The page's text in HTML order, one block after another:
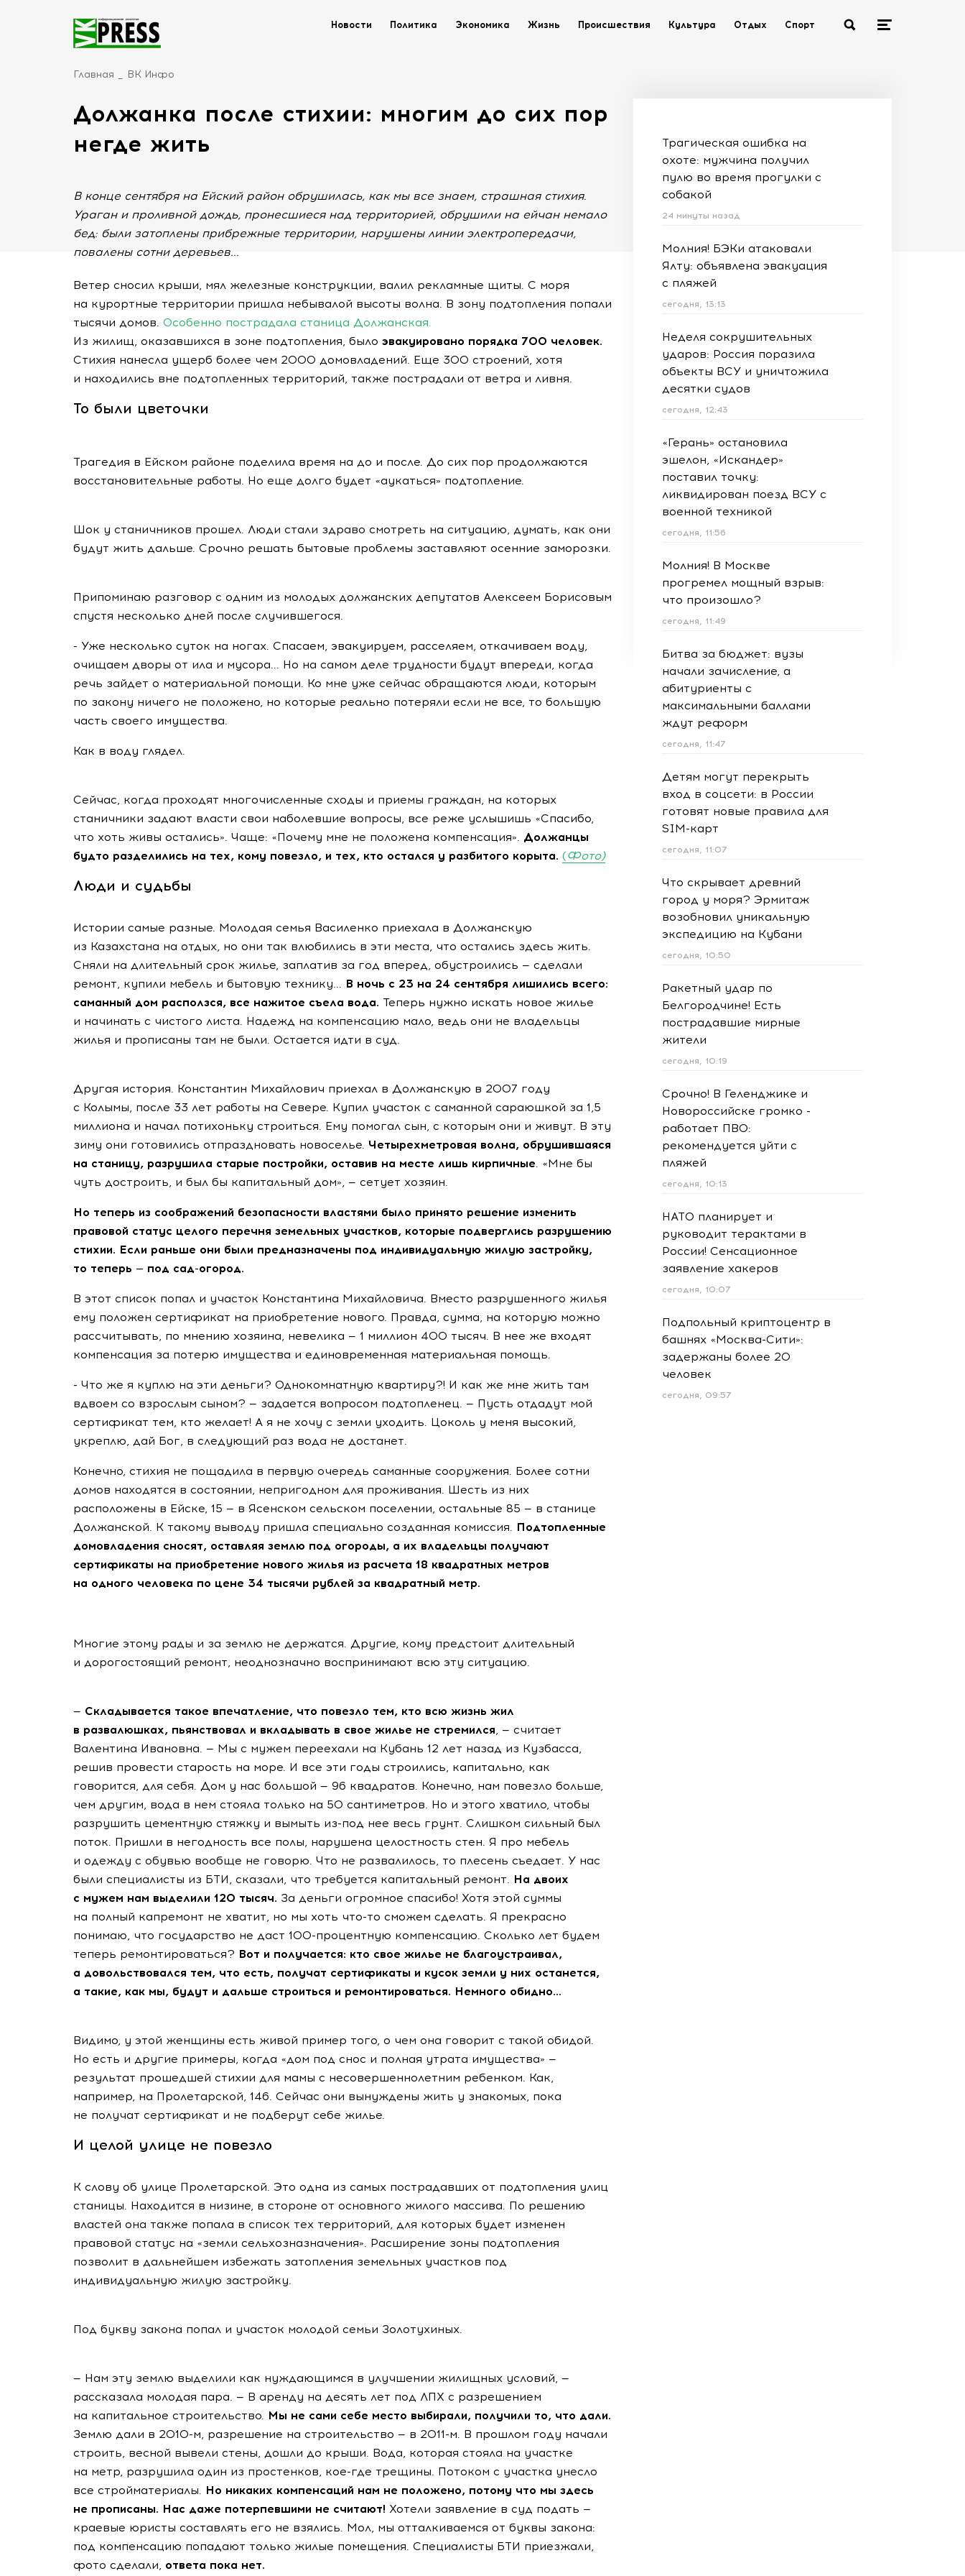
Новости Политика Экономика Жизнь Происшествия Культура Отдых Спорт
Главная ВК Инфо
Должанка после стихии: многим до сих пор
негде жить
В конце сентября на Ейский район обрушилась, как мы все знаем, страшная стихия.
Ураган и проливной дождь, пронесшиеся над территорией, обрушили на ейчан немало
бед: были затоплены прибрежные территории, нарушены линии электропередачи,
повалены сотни деревьев...
Ветер сносил крыши, мял железные конструкции, валил рекламные щиты. С моря
на курортные территории пришла небывалой высоты волна. В зону подтопления попали
тысячи домов. Особенно пострадала станица Должанская.
Из жилищ, оказавшихся в зоне подтопления, было эвакуировано порядка 700 человек.
Стихия нанесла ущерб более чем 2000 домовладений. Еще 300 строений, хотя
и находились вне подтопленных территорий, также пострадали от ветра и ливня.
То были цветочки
Трагедия в Ейском районе поделила время на до и после. До сих пор продолжаются
восстановительные работы. Но еще долго будет «аукаться» подтопление.
Шок у станичников прошел. Люди стали здраво смотреть на ситуацию, думать, как они
будут жить дальше. Срочно решать бытовые проблемы заставляют осенние заморозки.
Припоминаю разговор с одним из молодых должанских депутатов Алексеем Борисовым
спустя несколько дней после случившегося.
- Уже несколько суток на ногах. Спасаем, эвакуируем, расселяем, откачиваем воду,
очищаем дворы от ила и мусора... Но на самом деле трудности будут впереди, когда
речь зайдет о материальной помощи. Ко мне уже сейчас обращаются люди, которым
по закону ничего не положено, но которые реально потеряли если не все, то большую
часть своего имущества.
Как в воду глядел.
Сейчас, когда проходят многочисленные сходы и приемы граждан, на которых
станичники задают власти свои наболевшие вопросы, все реже услышишь «Спасибо,
что хоть живы остались». Чаще: «Почему мне не положена компенсация». Должанцы
будто разделились на тех, кому повезло, и тех, кто остался у разбитого корыта. (Фото)
Люди и судьбы
Истории самые разные. Молодая семья Василенко приехала в Должанскую
из Казахстана на отдых, но они так влюбились в эти места, что остались здесь жить.
Сняли на длительный срок жилье, заплатив за год вперед, обустроились — сделали
ремонт, купили мебель и бытовую технику... В ночь с 23 на 24 сентября лишились всего:
саманный дом расползся, все нажитое съела вода. Теперь нужно искать новое жилье
и начинать с чистого листа. Надежд на компенсацию мало, ведь они не владельцы
жилья и прописаны там не были. Остается идти в суд.
Другая история. Константин Михайлович приехал в Должанскую в 2007 году
с Колымы, после 33 лет работы на Севере. Купил участок с саманной сараюшкой за 1,5
миллиона и начал потихоньку строиться. Ему помогал сын, с которым они и живут. В эту
зиму они готовились отпраздновать новоселье. Четырехметровая волна, обрушившаяся
на станицу, разрушила старые постройки, оставив на месте лишь кирпичные. «Мне бы
чуть достроить, и был бы капитальный дом», — сетует хозяин.
Но теперь из соображений безопасности властями было принято решение изменить
правовой статус целого перечня земельных участков, которые подверглись разрушению
стихии. Если раньше они были предназначены под индивидуальную жилую застройку,
то теперь — под сад-огород.
В этот список попал и участок Константина Михайловича. Вместо разрушенного жилья
ему положен сертификат на приобретение нового. Правда, сумма, на которую можно
рассчитывать, по мнению хозяина, невелика — 1 миллион 400 тысяч. В нее же входят
компенсация за потерю имущества и единовременная материальная помощь.
- Что же я куплю на эти деньги? Однокомнатную квартиру?! И как же мне жить там
вдвоем со взрослым сыном? — задается вопросом подтопленец. — Пусть отдадут мой
сертификат тем, кто желает! А я не хочу с земли уходить. Цоколь у меня высокий,
укреплю, дай Бог, в следующий раз вода не достанет.
Конечно, стихия не пощадила в первую очередь саманные сооружения. Более сотни
домов находятся в состоянии, непригодном для проживания. Шесть из них
расположены в Ейске, 15 — в Ясенском сельском поселении, остальные 85 — в станице
Должанской. К такому выводу пришла специально созданная комиссия. Подтопленные
домовладения сносят, оставляя землю под огороды, а их владельцы получают
сертификаты на приобретение нового жилья из расчета 18 квадратных метров
на одного человека по цене 34 тысячи рублей за квадратный метр.
Многие этому рады и за землю не держатся. Другие, кому предстоит длительный
и дорогостоящий ремонт, неоднозначно воспринимают всю эту ситуацию.
— Складывается такое впечатление, что повезло тем, кто всю жизнь жил
в развалюшках, пьянствовал и вкладывать в свое жилье не стремился, — считает
Валентина Ивановна. — Мы с мужем переехали на Кубань 12 лет назад из Кузбасса,
решив провести старость на море. И все эти годы строились, капитально, как
говорится, для себя. Дом у нас большой — 96 квадратов. Конечно, нам повезло больше,
чем другим, вода в нем стояла только на 50 сантиметров. Но и этого хватило, чтобы
разрушить цементную стяжку и вымыть из-под нее весь грунт. Слишком сильный был
поток. Пришли в негодность все полы, нарушена целостность стен. Я про мебель
и одежду с обувью вообще не говорю. Что не развалилось, то плесень съедает. У нас
были специалисты из БТИ, сказали, что требуется капитальный ремонт. На двоих
с мужем нам выделили 120 тысяч. За деньги огромное спасибо! Хотя этой суммы
на полный капремонт не хватит, но мы хоть что-то сможем сделать. Я прекрасно
понимаю, что государство не даст 100-процентную компенсацию. Сколько лет будем
теперь ремонтироваться? Вот и получается: кто свое жилье не благоустраивал,
а довольствовался тем, что есть, получат сертификаты и кусок земли у них останется,
а такие, как мы, будут и дальше строиться и ремонтироваться. Немного обидно...
Видимо, у этой женщины есть живой пример того, о чем она говорит с такой обидой.
Но есть и другие примеры, когда «дом под снос и полная утрата имущества» —
результат прошедшей стихии для мамы с несовершеннолетним ребенком. Как,
например, на Пролетарской, 146. Сейчас они вынуждены жить у знакомых, пока
не получат сертификат и не подберут себе жилье.
И целой улице не повезло
К слову об улице Пролетарской. Это одна из самых пострадавших от подтопления улиц
станицы. Находится в низине, в стороне от основного жилого массива. По решению
властей она также попала в список тех территорий, для которых будет изменен
правовой статус на «земли сельхозназначения». Расширение зоны подтопления
позволит в дальнейшем избежать затопления земельных участков под
индивидуальную жилую застройку.
Под букву закона попал и участок молодой семьи Золотухиных.
— Нам эту землю выделили как нуждающимся в улучшении жилищных условий, —
рассказала молодая пара. — В аренду на десять лет под ЛПХ с разрешением
на капитальное строительство. Мы не сами себе место выбирали, получили то, что дали.
Землю дали в 2010-м, разрешение на строительство — в 2011-м. В прошлом году начали
строить, весной вывели стены, дошли до крыши. Вода, которая стояла на участке
на метр, разрушила один из простенков, кое-где трещины. Потоком с участка унесло
все стройматериалы. Но никаких компенсаций нам не положено, потому что мы здесь
не прописаны. Нас даже потерпевшими не считают! Хотели заявление в суд подать —
краевые юристы составлять его не взялись. Мол, мы отталкиваемся от буквы закона:
под компенсацию попадают только жилые помещения. Специалисты БТИ приезжали,
фото сделали, ответа пока нет.
Трагическая ошибка на
охоте: мужчина получил
пулю во время прогулки с
собакой
24 минуты назад
Молния! БЭКи атаковали
Ялту: объявлена эвакуация
с пляжей
сегодня, 13:13
Неделя сокрушительных
ударов: Россия поразила
объекты ВСУ и уничтожила
десятки судов
сегодня, 12:43
«Герань» остановила
эшелон, «Искандер»
поставил точку:
ликвидирован поезд ВСУ с
военной техникой
сегодня, 11:56
Молния! В Москве
прогремел мощный взрыв:
что произошло?
сегодня, 11:49
Битва за бюджет: вузы
начали зачисление, а
абитуриенты с
максимальными баллами
ждут реформ
сегодня, 11:47
Детям могут перекрыть
вход в соцсети: в России
готовят новые правила для
SIM-карт
сегодня, 11:07
Что скрывает древний
город у моря? Эрмитаж
возобновил уникальную
экспедицию на Кубани
сегодня, 10:50
Ракетный удар по
Белгородчине! Есть
пострадавшие мирные
жители
сегодня, 10:19
Срочно! В Геленджике и
Новороссийске громко -
работает ПВО:
рекомендуется уйти с
пляжей
сегодня, 10:13
НАТО планирует и
руководит терактами в
России! Сенсационное
заявление хакеров
сегодня, 10:07
Подпольный криптоцентр в
башнях «Москва-Сити»:
задержаны более 20
человек
сегодня, 09:57